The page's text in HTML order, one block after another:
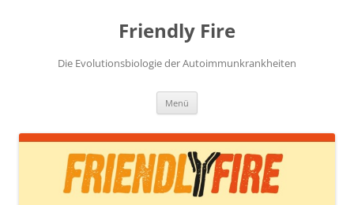
Friendly Fire
Die Evolutionsbiologie der Autoimmunkrankheiten
Menü